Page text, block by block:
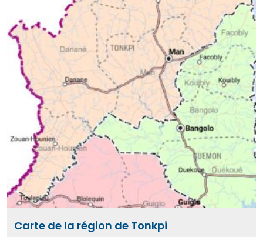
Carte de la région de Tonkpi